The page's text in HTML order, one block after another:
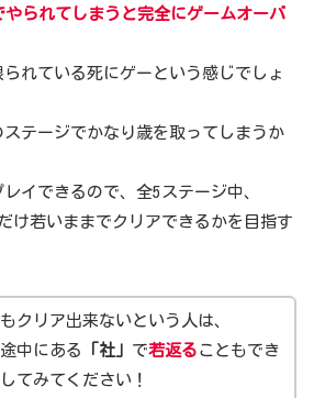
やられてしまうと完全にゲームオーバ
れている死にゲーという感じでしょ
テージでかなり歳を取ってしまうか
イできるので、全5ステージ中、
け若いままでクリアできるかを目指す
クリア出来ないという人は、
中にある
「社」 で若返る こともでき
てみてください！